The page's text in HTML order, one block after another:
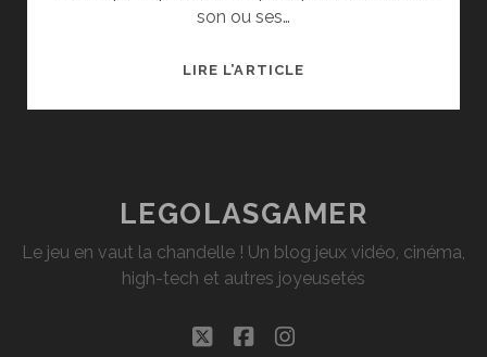
son ou ses…
LIRE L’ARTICLE[CRITIQUE
LEGOLASGAMER
Le jeu en vaut la chandelle ! Un blog jeux vidéo, cinéma,
high-tech et autres joyeusetés
twitterfacebookinstagram